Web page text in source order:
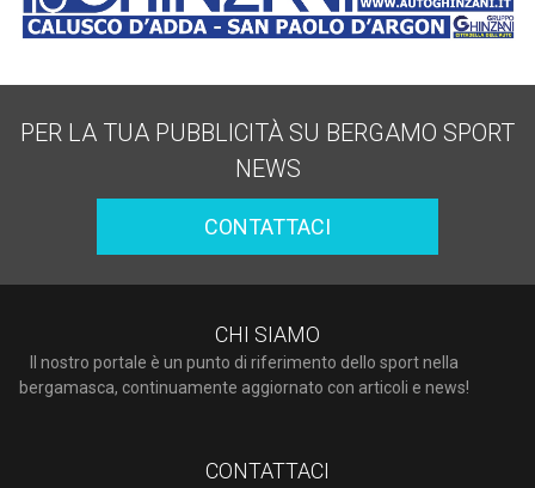
PER LA TUA PUBBLICITÀ SU BERGAMO SPORT
NEWS
CONTATTACI
CHI SIAMO
Il nostro portale è un punto di riferimento dello sport nella
bergamasca, continuamente aggiornato con articoli e news!
CONTATTACI